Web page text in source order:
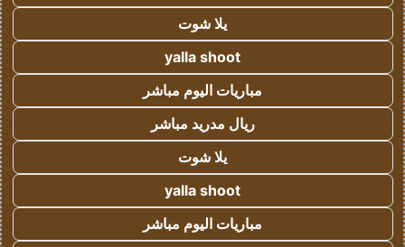
يلا شوت
yalla shoot
مباريات اليوم مباشر
ريال مدريد مباشر
يلا شوت
yalla shoot
مباريات اليوم مباشر